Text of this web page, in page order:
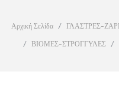
Αρχική Σελίδα / ΓΛΑΣΤΡΕΣ-
/ ΒΙΟΜΕΣ-ΣΤΡΟΓΓΥΛΕΣ /